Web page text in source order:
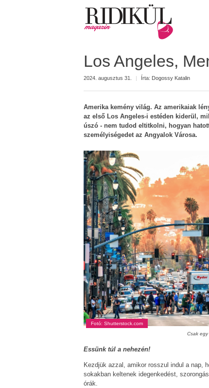
Los Angeles,
2024. augusztus 31. | Írta: Dogossy Katalin
Amerika kemény világ. Az amerikaiak
az első Los Angeles-i estéden kiderül,
úszó - nem tudod eltitkolni, hogyan
személyiségedet az Angyalok Városa.
Csak
Fotó: Shutterstock.com
Essünk túl a nehezén!
Kezdjük azzal, amikor rosszul indul a nap,
sokakban keltenek idegenkedést,
órák.